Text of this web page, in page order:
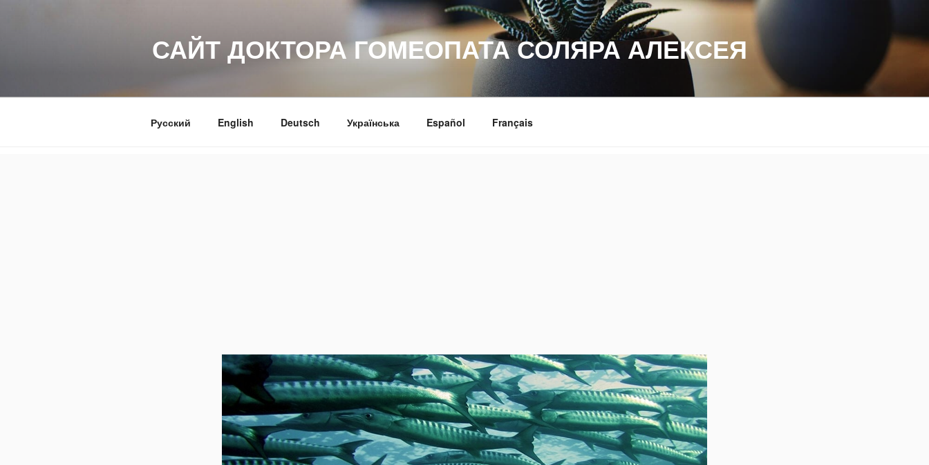
САЙТ ДОКТОРА ГОМЕОПАТА СОЛЯРА АЛЕКСЕЯ
Русский English Deutsch Українська Español Français